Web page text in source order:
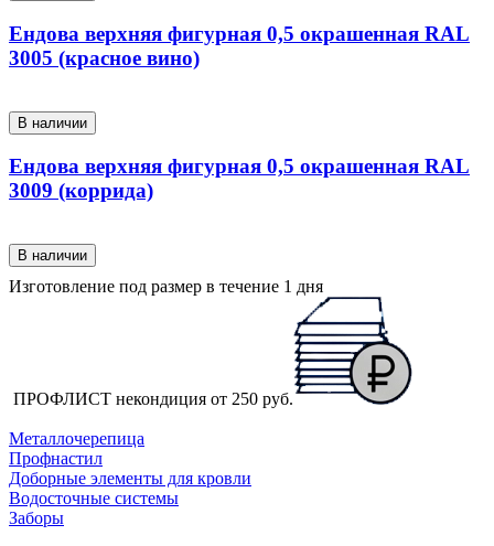
Ендова верхняя фигурная 0,5 окрашенная RAL
3005 (красное вино)
В наличии
Ендова верхняя фигурная 0,5 окрашенная RAL
3009 (коррида)
В наличии
Изготовление под размер в течение 1 дня
ПРОФЛИСТ некондиция от 250 руб.
Металлочерепица
Профнастил
Доборные элементы для кровли
Водосточные системы
Заборы